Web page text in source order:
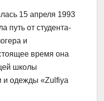
15 апреля 1993
путь от студента-
и
время она
школы
и одежды «Zulfiya